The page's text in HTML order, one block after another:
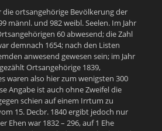
die ortsangehörige Bevölkerung der
männl. und 982 weibl. Seelen. Im Jahr
60 abwesend; die Zahl
demnach 1654; nach den Listen
anwesend gewesen sein; im Jahr
Ortsangehörige 1839,
waren also hier zum wenigsten 300
Angabe ist auch ohne Zweifel die
schien auf einem Irrtum zu
15. Decbr. 1840 ergibt jedoch nur
Ehen war 1832 – 296, auf 1 Ehe